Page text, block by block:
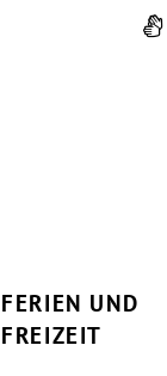
FERIEN UND
FREIZEIT